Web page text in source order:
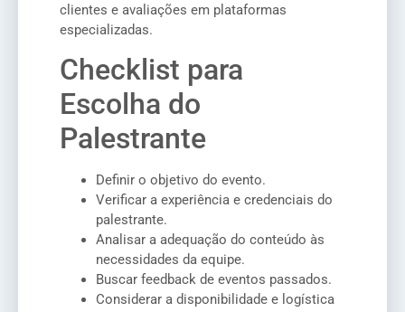
clientes e avaliações em plataformas
especializadas.
Checklist para
Escolha do
Palestrante
Definir o objetivo do evento.
Verificar a experiência e credenciais do
palestrante.
Analisar a adequação do conteúdo às
necessidades da equipe.
Buscar feedback de eventos passados.
Considerar a disponibilidade e logística